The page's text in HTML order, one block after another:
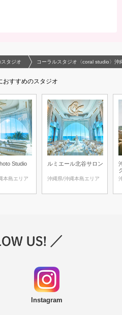
ホーム
タジオ コーラルスタジオ〈coral studio〉沖
おすすめのスタジオ
Studio
本島エリア
ルミエール北谷サロン
沖縄県/沖縄本島エリア
Instagram